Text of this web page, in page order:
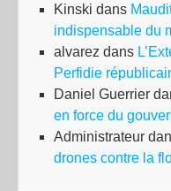
Kinski dans
indispensable du
alvarez dans
Perfidie
Daniel Guerrier
en force du
Administrateur
drones contre la